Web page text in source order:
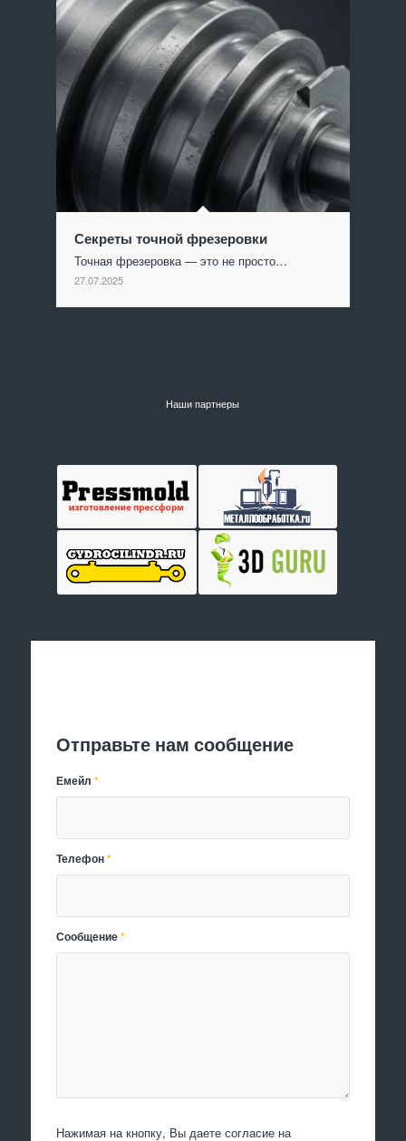
Секреты точной фрезеровки
Точная фрезеровка — это не просто…
27.07.2025
Наши партнеры
Отправьте нам сообщение
Емейл*
Телефон*
Сообщение*
Нажимая на кнопку, Вы даете согласие на